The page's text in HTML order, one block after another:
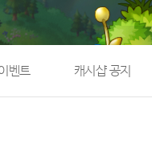
벤트 캐시샵 공지